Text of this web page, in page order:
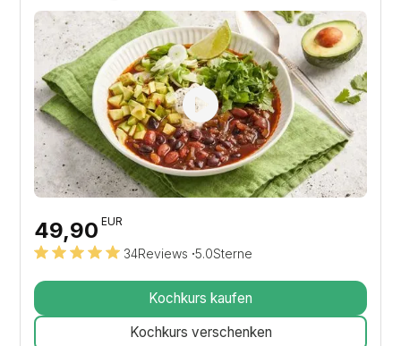
49,90 EUR
34Reviews ·5.0Sterne
Kochkurs kaufen
Kochkurs verschenken